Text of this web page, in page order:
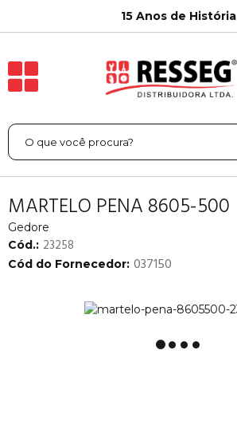
15 Anos de História
MARTELO PENA 8605-500
Gedore
Cód.: 23258
Cód do Fornecedor: 037150